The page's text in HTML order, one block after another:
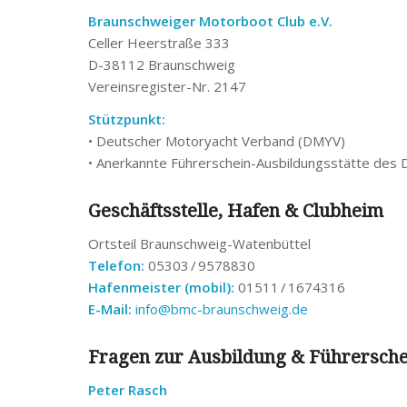
Braunschweiger Motorboot Club e.V.
Celler Heerstraße 333
D-38112 Braunschweig
Vereinsregister-Nr. 2147
Stützpunkt:
• Deutscher Motoryacht Verband (DMYV)
• Anerkannte Führerschein-Ausbildungsstätte des
Geschäftsstelle, Hafen & Clubheim
Ortsteil Braunschweig-Watenbüttel
Telefon: 05303 / 9578830
Hafenmeister (mobil): 01511 / 1674316
E-Mail: info@bmc-braunschweig.de
Fragen zur Ausbildung &
Peter Rasch